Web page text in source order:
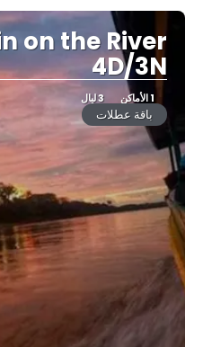
on the River
4D/3N
1 الأماكن 3 ليال
باقة عطلات